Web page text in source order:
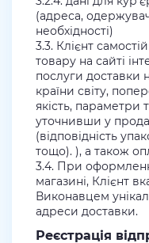
(адреса,
необхідності)
3.3. Клієнт
товару на сайті
послуги доставки
країни світу,
якість, параметри
уточнивши у
(відповідність
тощо). ), а також
3.4. При
магазині, Клієнт
Виконавцем
адреси доставки.
Реєстрація